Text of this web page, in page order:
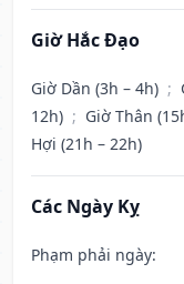
Giờ Hắc Đạo
Giờ Dần (3h – 4h) ;
12h) ; Giờ Thân
Hợi (21h – 22h)
Các Ngày Kỵ
Phạm phải ngày: